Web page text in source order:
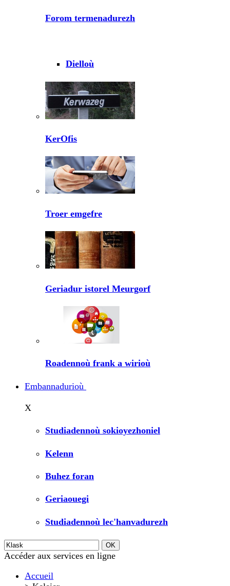
Forom termenadurezh
Dielloù
KerOfis
Troer emgefre
Geriadur istorel Meurgorf
Roadennoù frank a wirioù
Embannadurioù
X
Studiadennoù sokioyezhoniel
Kelenn
Buhez foran
Geriaouegi
Studiadennoù lec'hanvadurezh
Accéder aux services en ligne
Accueil